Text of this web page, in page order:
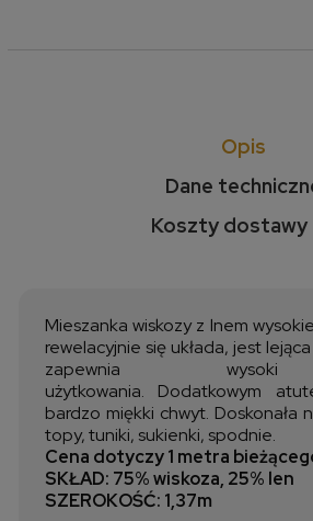
Opis
Dane
Koszty dostawy
Cena nie zawiera ewentualnych
Mieszanka wiskozy z lnem
rewelacyjnie się układa, jest
zapewnia
użytkowania. Dodatkowym
bardzo miękki chwyt. Doskonała
topy, tuniki, sukienki, spodnie.
Cena dotyczy 1 metra
SKŁAD: 75% wiskoza, 25% len
SZEROKOŚĆ: 1,37m